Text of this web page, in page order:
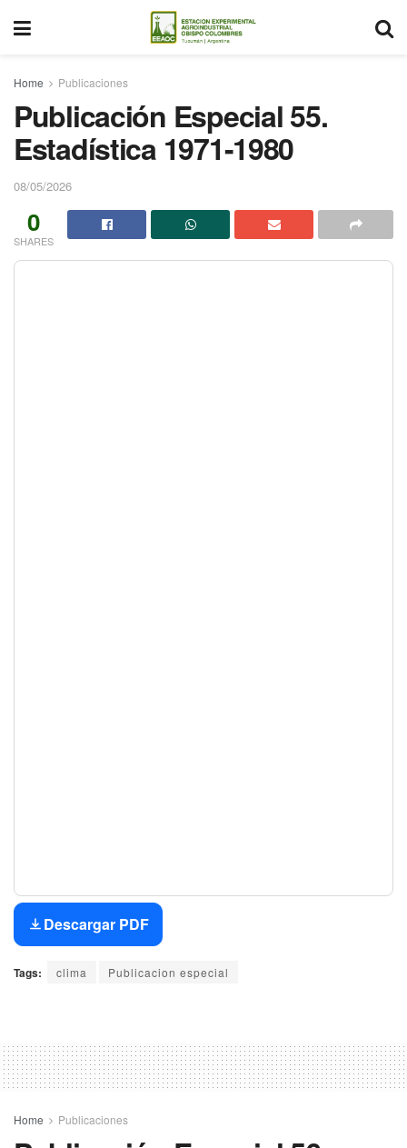
Home Publicaciones
Publicación Especial 55.
Estadística 1971-1980
08/05/2026
0
SHARES
Descargar PDF
Tags: clima Publicacion especial
Home Publicaciones